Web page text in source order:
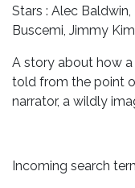
Stars : Alec
Buscemi, Jimmy
A story about how a
told from the point
narrator, a wildly
Incoming search